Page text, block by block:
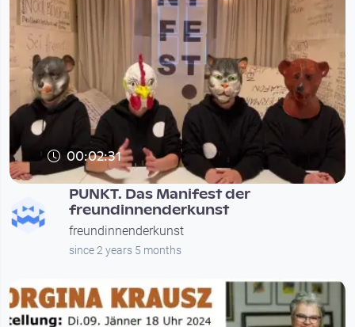
00:02:31
PUNKT. Das Manifest der
freundinnenderkunst
freundinnenderkunst
since 2 years 5 months